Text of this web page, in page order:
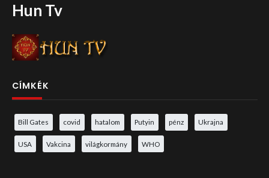
Hun Tv
CÍMKÉK
Bill Gates covid hatalom Putyin pénz Ukrajna
USA Vakcina világkormány WHO